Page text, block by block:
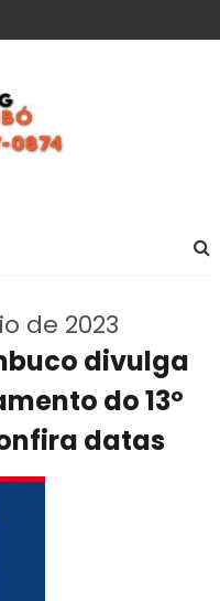
de 2023
divulga
do 13º
datas